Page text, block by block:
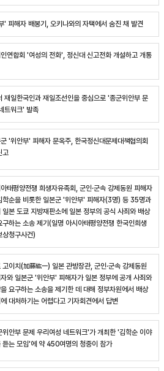
' 피해자 배봉기, 오키나와의 자택에서 숨진 채 발견
연합회 '여성의 전화', 정신대 신고전화 개설하고 개통
재일한국인과 재일조선인을 중심으로 '종군위안부 문
트워크' 발족
'위안부' 피해자 문옥주, 한국정신대문제대책협의회
고
태평양전쟁 희생자유족회, 군인·군속 강제동원 피해자
학순을 비롯한 일본군 '위안부' 피해자(3명) 등 35명과
일본 도쿄 지방재판소에 일본 정부의 공식 사죄와 배상
구하는 소송 제기(일명 아시아태평양전쟁 한국인희생
상청구사건)
고이치(加藤紘一) 일본 관방장관, 군인·군속 강제동원
와 일본군 '위안부' 피해자가 일본 정부에 공개 사죄와
요구하는 소송을 제기한 데 대해 정부차원에서 배상
대처하기는 어렵다고 기자회견에서 답변
위안부 문제 우리여성 네트워크'가 개최한 '김학순 이야
듣는 모임'에 약 450여명의 청중이 참가